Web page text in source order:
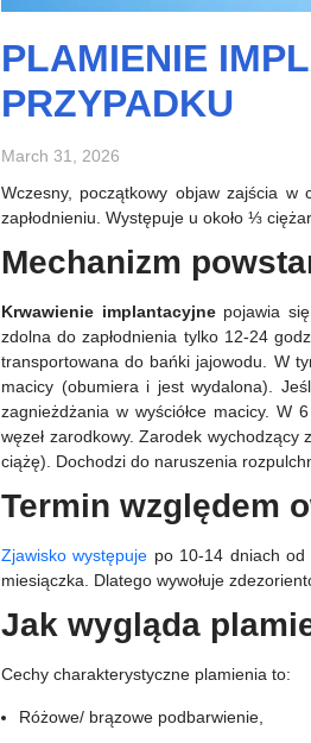
PLAMIENIE
PRZYPADKU
March 31, 2026
Wczesny, początkowy objaw zajścia w
zapłodnieniu. Występuje u około ⅓
Mechanizm
Krwawienie implantacyjnepojawia się
zdolna do zapłodnienia tylko 12-24
transportowana do bańki jajowodu. W
macicy (obumiera i jest wydalona).
zagnieżdżania w wyściółce macicy. W
węzeł zarodkowy. Zarodek wychodzący
ciążę). Dochodzi do naruszenia
Termin względem
Zjawisko występuje po 10-14 dniach od
miesiączka. Dlatego wywołuje
Jak wygląda
Cechy charakterystyczne plamienia to:
Różowe/ brązowe podbarwienie,